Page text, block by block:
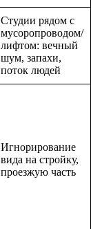
Студии рядом с
мусоропроводом/
лифтом: вечный
шум, запахи,
поток людей
Игнорирование
вида на стройку,
проезжую часть